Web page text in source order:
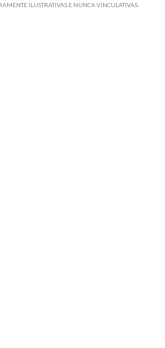
ILUSTRATIVAS E NUNCA VINCULATIVAS.